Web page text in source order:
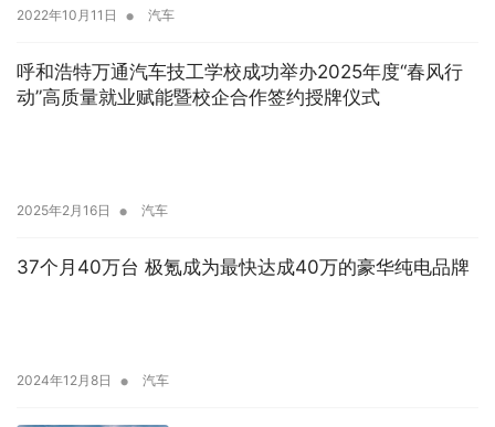
2022年10月11日 • 汽车
呼和浩特万通汽车技工学校成功举办2025年度“春风行
动”高质量就业赋能暨校企合作签约授牌仪式
2025年2月16日 • 汽车
37个月40万台 极氪成为最快达成40万的豪华纯电品牌
2024年12月8日 • 汽车